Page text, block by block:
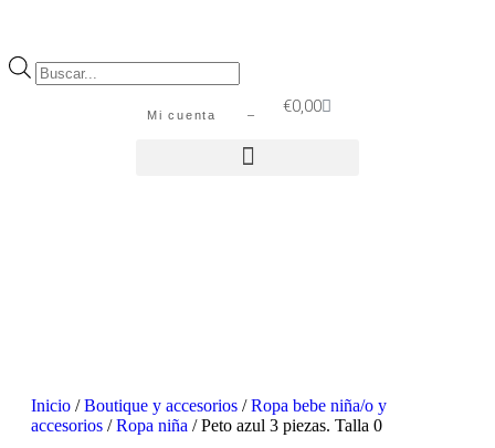
Mi cuenta – €0,00
Inicio /Boutique y accesorios /Ropa bebe niña/o y
accesorios /Ropa niña / Peto azul 3 piezas. Talla 0